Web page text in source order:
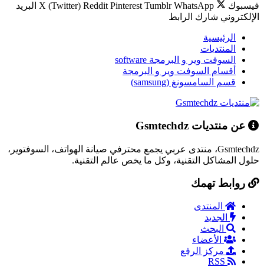
فيسبوك
X (Twitter) Reddit Pinterest Tumblr WhatsApp
البريد
الإلكتروني شارك الرابط
الرئيسية
المنتديات
السوفت وير و البرمجة software
أقسام السوفت وير و البرمجة
قسم السامسونغ (samsung)
عن منتديات Gsmtechdz
Gsmtechdz، منتدى عربي يجمع محترفي صيانة الهواتف، السوفتوير،
حلول المشاكل التقنية، وكل ما يخص عالم التقنية.
روابط تهمك
المنتدى
الجديد
البحث
الأعضاء
مركز الرفع